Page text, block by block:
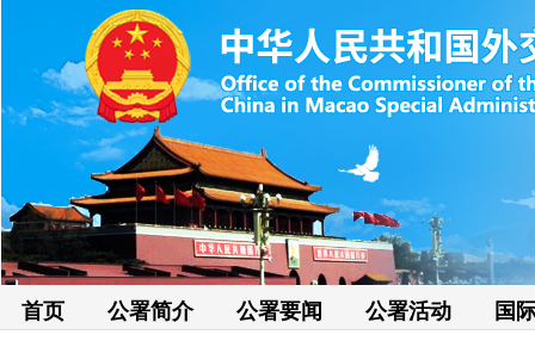
首页 公署简介 公署要闻 公署活动 国